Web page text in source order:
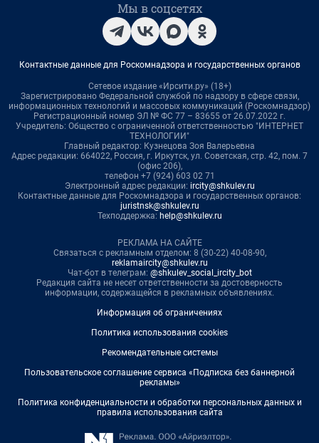
Мы в соцсетях
Контактные данные для Роскомнадзора и государственных органов
Сетевое издание «Ирсити.ру» (18+)
Зарегистрировано Федеральной службой по надзору в сфере связи,
информационных технологий и массовых коммуникаций (Роскомнадзор)
Регистрационный номер ЭЛ № ФС 77 – 83655 от 26.07.2022 г.
Учредитель: Общество с ограниченной ответственностью "ИНТЕРНЕТ
ТЕХНОЛОГИИ"
Главный редактор: Кузнецова Зоя Валерьевна
Адрес редакции: 664022, Россия, г. Иркутск, ул. Советская, стр. 42, пом. 7
(офис 206),
телефон +7 (924) 603 02 71
Электронный адрес редакции: ircity@shkulev.ru
Контактные данные для Роскомнадзора и государственных органов:
juristnsk@shkulev.ru
Техподдержка: help@shkulev.ru
РЕКЛАМА НА САЙТЕ
Связаться с рекламным отделом: 8 (30-22) 40-08-90,
reklamaircity@shkulev.ru
Чат-бот в телеграм: @shkulev_social_ircity_bot
Редакция сайта не несет ответственности за достоверность
информации, содержащейся в рекламных объявлениях.
Информация об ограничениях
Политика использования cookies
Рекомендательные системы
Пользовательское соглашение сервиса «Подписка без баннерной
рекламы»
Политика конфиденциальности и обработки персональных данных и
правила использования сайта